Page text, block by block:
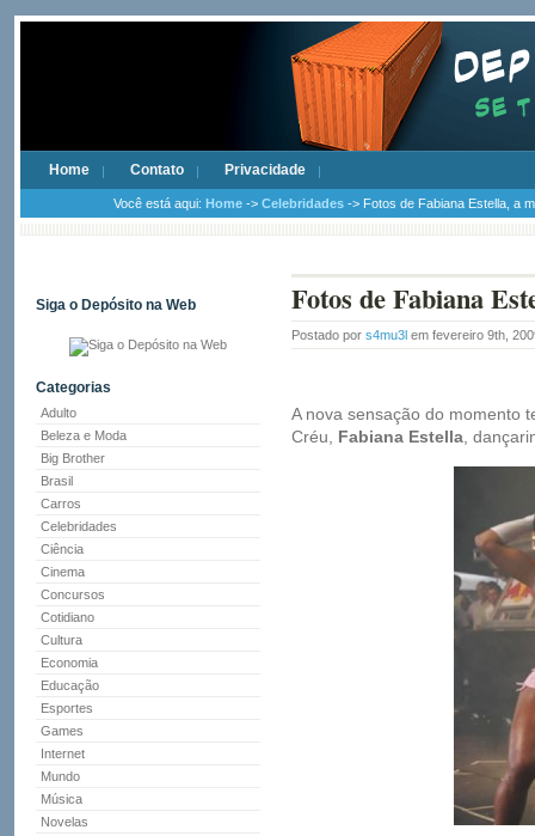
Home Contato Privacidade
Você está aqui: Home -> Celebridades -> Fotos de Fabiana Estella, a
Siga o Depósito na Web
Categorias
Adulto
Beleza e Moda
Big Brother
Brasil
Carros
Celebridades
Ciência
Cinema
Concursos
Cotidiano
Cultura
Economia
Educação
Esportes
Games
Internet
Mundo
Música
Novelas
Fotos de Fabiana
Postado por s4mu3l em fevereiro 9th,
A nova sensação do momento
Créu, Fabiana Estella ,